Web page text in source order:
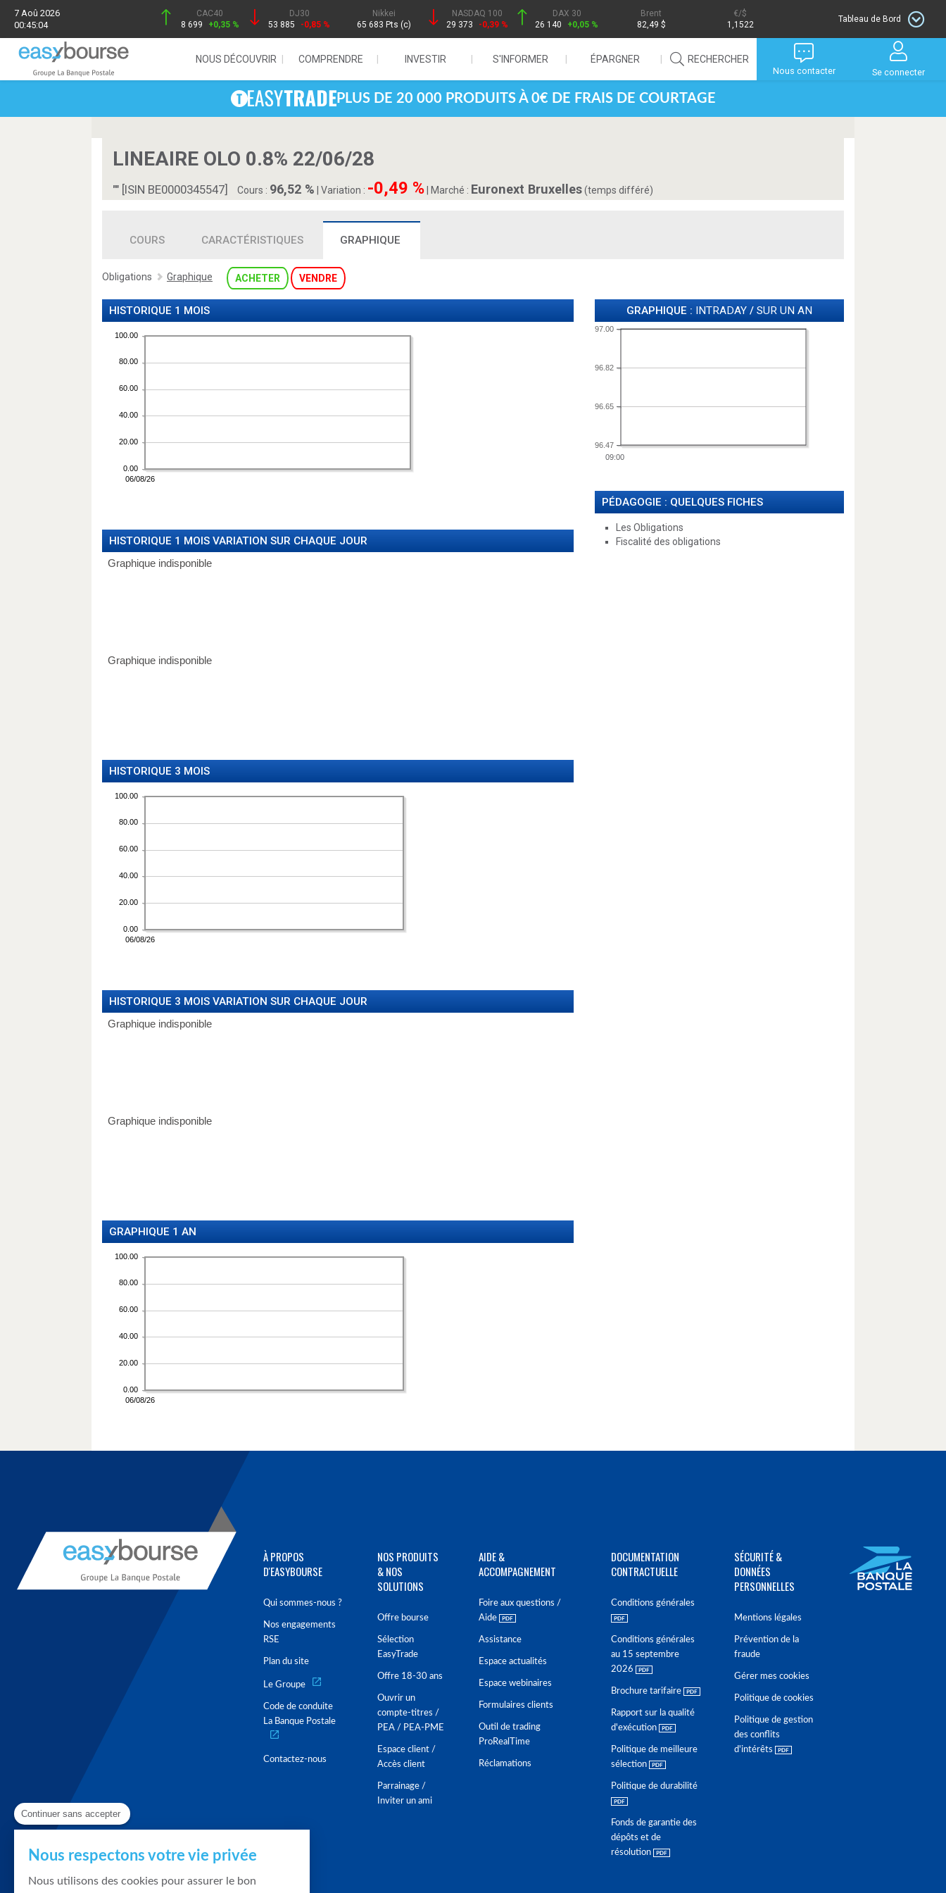
7 Aoû 2026
00:45:04
CAC40
8 699
+0,35 %
DJ30
53 885
-0,85 %
Nikkei
65 683 Pts (c)
NASDAQ 100
29 373
-0,39 %
DAX 30
26 140
+0,05 %
Brent
82,49 $
/$
1,1522
Tableau de Bord
NOUS DÉCOUVRIR COMPRENDRE INVESTIR S'INFORMER ÉPARGNER RECHERCHER
Nous contacter Se connecter
PLUS DE 20 000 PRODUITS À 0€ DE FRAIS DE COURTAGE
LINEAIRE OLO 0.8% 22/06/28
"" [ISIN BE0000345547] Cours : 96,52 % Variation : -0,49 % Marché : Euronext Bruxelles(temps différé)
COURS CARACTÉRISTIQUES GRAPHIQUE
Obligations Graphique ACHETER VENDRE
HISTORIQUE 1 MOIS
HISTORIQUE 1 MOIS VARIATION SUR CHAQUE JOUR
HISTORIQUE 3 MOIS
HISTORIQUE 3 MOIS VARIATION SUR CHAQUE JOUR
GRAPHIQUE 1 AN
GRAPHIQUE : INTRADAY /SUR UN AN
09:00
96.47
96.65
96.82
97.00
PÉDAGOGIE : QUELQUES FICHES
Les Obligations
Fiscalité des obligations
À PROPOS
D'EASYBOURSE
Qui sommes-nous ?
Nos engagements
RSE
Plan du site
Le Groupe
Code de conduite
La Banque Postale
Contactez-nous
NOS PRODUITS
& NOS
SOLUTIONS
Offre bourse
Sélection
EasyTrade
Offre 18-30 ans
Ouvrir un
compte-titres /
PEA / PEA-PME
Espace client /
Accès client
Parrainage /
Inviter un ami
AIDE &
ACCOMPAGNEMENT
Foire aux questions /
Aide
Assistance
Espace actualités
Espace webinaires
Formulaires clients
Outil de trading
ProRealTime
Réclamations
DOCUMENTATION
CONTRACTUELLE
Conditions générales
Conditions générales
au 15 septembre
2026
Brochure tarifaire
Rapport sur la qualité
d'exécution
Politique de meilleure
sélection
Politique de durabilité
Fonds de garantie des
dépôts et de
résolution
SÉCURITÉ &
DONNÉES
PERSONNELLES
Mentions légales
Prévention de la
fraude
Gérer mes cookies
Politique de cookies
Politique de gestion
des conflits
d'intérêts
Continuer sans accepter
Nous respectons votre vie privée
Nous utilisons des cookies pour assurer le bon